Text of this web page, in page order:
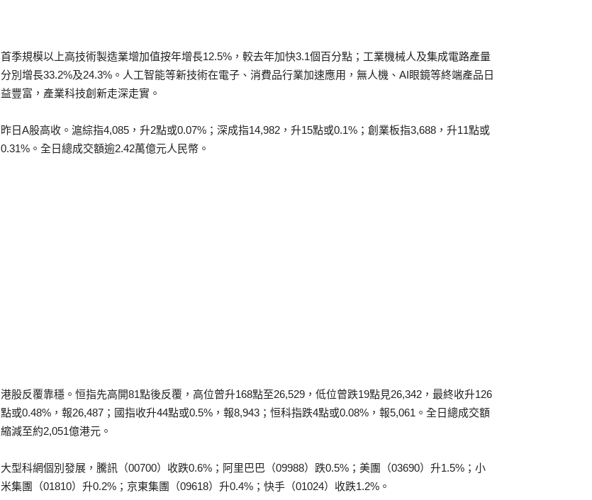
首季規模以上高技術製造業增加值按年增長12.5%，較去年加快3.1個百分點；工業機械人及集成電路產量
分別增長33.2%及24.3%。人工智能等新技術在電子、消費品行業加速應用，無人機、AI眼鏡等終端產品日
益豐富，產業科技創新走深走實。
昨日A股高收。滬綜指4,085，升2點或0.07%；深成指14,982，升15點或0.1%；創業板指3,688，升11點或
0.31%。全日總成交額逾2.42萬億元人民幣。
港股反覆靠穩。恒指先高開81點後反覆，高位曾升168點至26,529，低位曾跌19點見26,342，最終收升126
點或0.48%，報26,487；國指收升44點或0.5%，報8,943；恒科指跌4點或0.08%，報5,061。全日總成交額
縮減至約2,051億港元。
大型科網個別發展，騰訊（00700）收跌0.6%；阿里巴巴（09988）跌0.5%；美團（03690）升1.5%；小
米集團（01810）升0.2%；京東集團（09618）升0.4%；快手（01024）收跌1.2%。